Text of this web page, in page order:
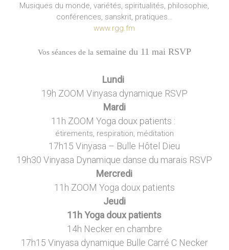
Musiques du monde, variétés, spiritualités, philosophie,
conférences, sanskrit, pratiques…
www.rgg.fm
Vos séances de la semaine du 11 mai RSVP
Lundi
19h ZOOM Vinyasa dynamique RSVP
Mardi
11h ZOOM Yoga doux patients :
étirements, respiration, méditation
17h15 Vinyasa – Bulle Hôtel Dieu
19h30 Vinyasa Dynamique danse du marais RSVP
Mercredi
11h ZOOM Yoga doux patients
Jeudi
11h Yoga doux patients
14h Necker en chambre
17h15 Vinyasa dynamique Bulle Carré C Necker